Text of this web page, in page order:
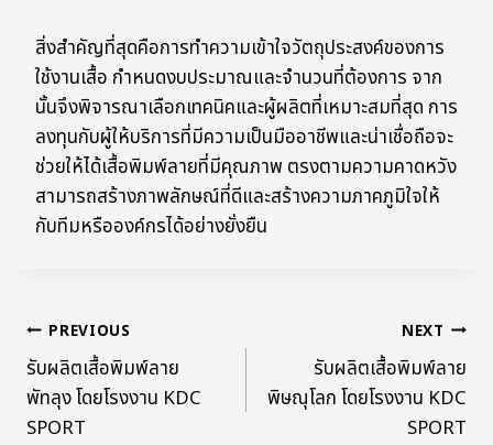
สิ่งสำคัญที่สุดคือการทำความเข้าใจวัตถุประสงค์ของการ
ใช้งานเสื้อ กำหนดงบประมาณและจำนวนที่ต้องการ จาก
นั้นจึงพิจารณาเลือกเทคนิคและผู้ผลิตที่เหมาะสมที่สุด การ
ลงทุนกับผู้ให้บริการที่มีความเป็นมืออาชีพและน่าเชื่อถือจะ
ช่วยให้ได้เสื้อพิมพ์ลายที่มีคุณภาพ ตรงตามความคาดหวัง
สามารถสร้างภาพลักษณ์ที่ดีและสร้างความภาคภูมิใจให้
กับทีมหรือองค์กรได้อย่างยั่งยืน
PREVIOUS
รับผลิตเสื้อพิมพ์ลาย
พัทลุง โดยโรงงาน KDC
SPORT
NEXT
รับผลิตเสื้อพิมพ์ลาย
พิษณุโลก โดยโรงงาน KDC
SPORT